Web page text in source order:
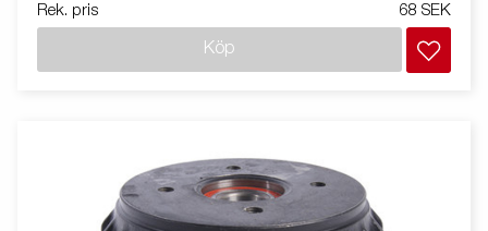
Rek. pris 68 SEK
Köp